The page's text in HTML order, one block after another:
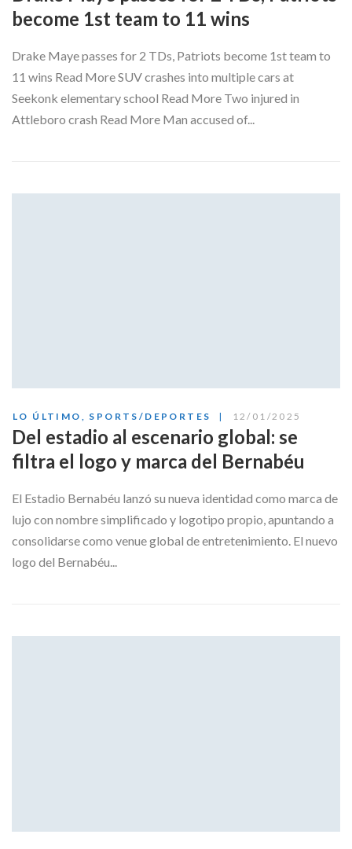
become 1st team to 11 wins
Drake Maye passes for 2 TDs, Patriots become 1st team to
11 wins Read More SUV crashes into multiple cars at
Seekonk elementary school Read More Two injured in
Attleboro crash Read More Man accused of...
LO ÚLTIMO , SPORTS/DEPORTES 12/01/2025
Del estadio al escenario global: se
filtra el logo y marca del Bernabéu
El Estadio Bernabéu lanzó su nueva identidad como marca de
lujo con nombre simplificado y logotipo propio, apuntando a
consolidarse como venue global de entretenimiento. El nuevo
logo del Bernabéu...
Skype